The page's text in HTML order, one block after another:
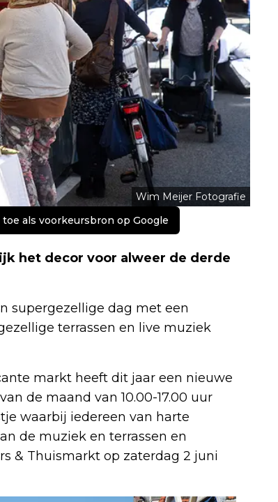
Wim Meijer Fotografie
toe als voorkeursbron op Google
het decor voor alweer de derde
supergezellige dag met een
terrassen en live muziek
markt heeft dit jaar een nieuwe
de maand van 10.00-17.00 uur
waarbij iedereen van harte
de muziek en terrassen en
& Thuismarkt op zaterdag 2 juni